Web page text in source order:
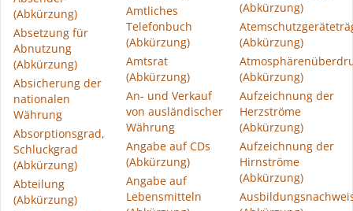
(Abkürzung)
Absetzung für
Abnutzung
(Abkürzung)
Absicherung der
nationalen
Währung
Absorptionsgrad,
Schluckgrad
(Abkürzung)
Abteilung
(Abkürzung)
Amtliches
Telefonbuch
(Abkürzung)
Amtsrat
(Abkürzung)
An- und Verkauf
von ausländischer
Währung
Angabe auf CDs
(Abkürzung)
Angabe auf
Lebensmitteln
(Abkürzung)
(Abkürzung)
(Abkürzung)
Aufzeichnung der
Herzströme
(Abkürzung)
Aufzeichnung der
Hirnströme
(Abkürzung)